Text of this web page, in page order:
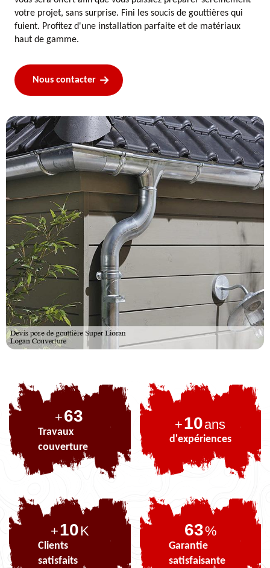
votre projet, sans surprise. Fini les soucis de gouttières qui
fuient. Profitez d'une installation parfaite et de matériaux
haut de gamme.
Nous contacter
+79
Travaux
couverture
+10ans
d'expériences
+10K
Clients
satisfaits
79%
Garantie
satisfaisante